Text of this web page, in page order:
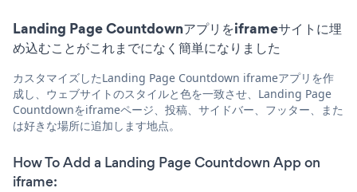
Landing Page Countdownアプリをiframeサイトに埋
め込むことがこれまでになく簡単になりました
カスタマイズしたLanding Page Countdown iframeアプリを作
成し、ウェブサイトのスタイルと色を一致させ、Landing Page
Countdownをiframeページ、投稿、サイドバー、フッター、また
は好きな場所に追加します地点。
How To Add a Landing Page Countdown App on
iframe: